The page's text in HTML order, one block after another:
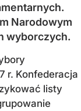
Narodowym
wyborczych.
r. Konfederacja
listy